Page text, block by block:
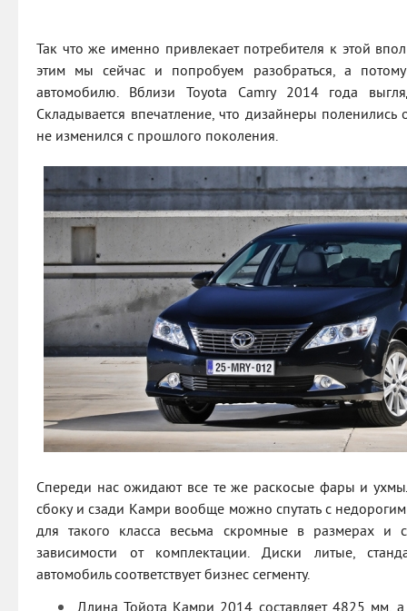
Так что же именно привлекает потребителя к этой
этим мы сейчас и попробуем разобраться, а
автомобилю. Вблизи Toyota Camry 2014 года
Складывается впечатление, что дизайнеры поленились
не изменился с прошлого поколения.
Спереди нас ожидают все те же раскосые фары и
сбоку и сзади Камри вообще можно спутать с
для такого класса весьма скромные в размерах
зависимости от комплектации. Диски литые,
автомобиль соответствует бизнес сегменту.